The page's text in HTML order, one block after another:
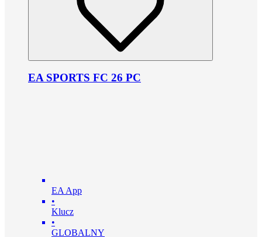
EA SPORTS FC 26 PC
EA App
•
Klucz
•
GLOBALNY